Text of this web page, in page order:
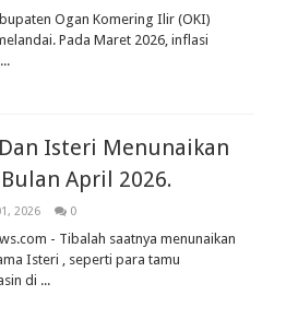
Ogan Komering Ilir (OKI)
Pada Maret 2026, inflasi
Isteri Menunaikan
April 2026.
2026 0
- Tibalah saatnya menunaikan
Isteri , seperti para tamu
di ...